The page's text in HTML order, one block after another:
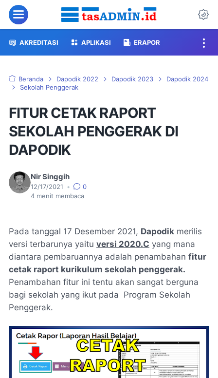
Menu
AKREDITASI APLIKASI ERAPOR
Beranda Dapodik 2022 Dapodik 2023
Dapodik 2024
Sekolah Penggerak
FITUR CETAK RAPORT
SEKOLAH PENGGERAK DI
DAPODIK
Nir Singgih
12/17/2021 •
0
4 menit membaca
Pada tanggal 17 Desember 2021, Dapodik merilis
versi terbarunya yaitu versi 2020.C yang mana
diantara pembaruannya adalah penambahan fitur
cetak raport kurikulum sekolah penggerak.
Penambahan fitur ini tentu akan sangat berguna
bagi sekolah yang ikut pada Program Sekolah
Penggerak.